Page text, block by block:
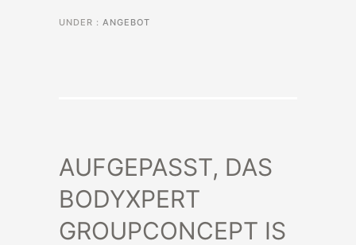
UNDER : ANGEBOT
AUFGEPASST, DAS
BODYXPERT
GROUPCONCEPT IS